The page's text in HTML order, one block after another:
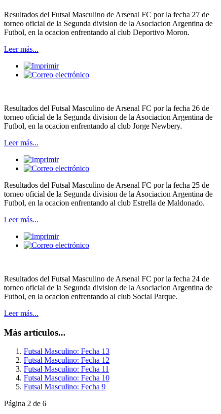
Resultados del Futsal Masculino de Arsenal FC por la fecha 27 de
torneo oficial de la Segunda division de la Asociacion Argentina de
Futbol, en la ocacion enfrentando al club Deportivo Moron.
Leer más...
Resultados del Futsal Masculino de Arsenal FC por la fecha 26 de
torneo oficial de la Segunda division de la Asociacion Argentina de
Futbol, en la ocacion enfrentando al club Jorge Newbery.
Leer más...
Resultados del Futsal Masculino de Arsenal FC por la fecha 25 de
torneo oficial de la Segunda division de la Asociacion Argentina de
Futbol, en la ocacion enfrentando al club Estrella de Maldonado.
Leer más...
Resultados del Futsal Masculino de Arsenal FC por la fecha 24 de
torneo oficial de la Segunda division de la Asociacion Argentina de
Futbol, en la ocacion enfrentando al club Social Parque.
Leer más...
Más artículos...
Futsal Masculino: Fecha 13
Futsal Masculino: Fecha 12
Futsal Masculino: Fecha 11
Futsal Masculino: Fecha 10
Futsal Masculino: Fecha 9
Página 2 de 6